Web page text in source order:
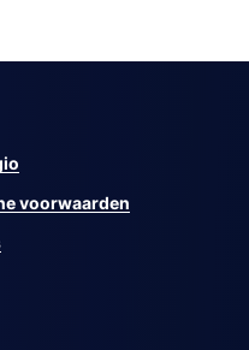
voorwaarden